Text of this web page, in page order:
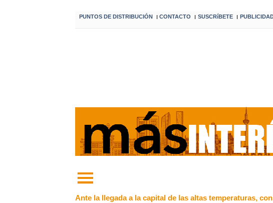
PUNTOS DE DISTRIBUCIÓN I CONTACTO I SUSCRíBETE I
Ante la llegada a la capital de las altas temperaturas,